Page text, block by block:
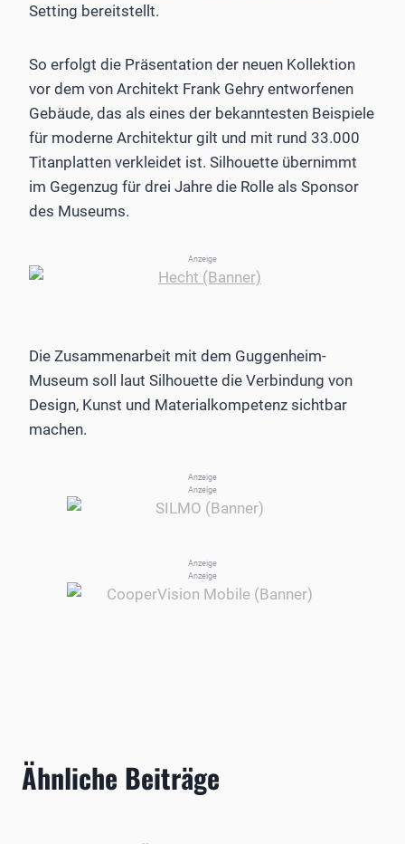
Setting bereitstellt.
So erfolgt die Präsentation der neuen Kollektion
vor dem von Architekt Frank Gehry entworfenen
Gebäude, das als eines der bekanntesten Beispiele
für moderne Architektur gilt und mit rund 33.000
Titanplatten verkleidet ist. Silhouette übernimmt
im Gegenzug für drei Jahre die Rolle als Sponsor
des Museums.
Anzeige
Die Zusammenarbeit mit dem Guggenheim-
Museum soll laut Silhouette die Verbindung von
Design, Kunst und Materialkompetenz sichtbar
machen.
Anzeige
Anzeige
Anzeige
Anzeige
Ähnliche Beiträge